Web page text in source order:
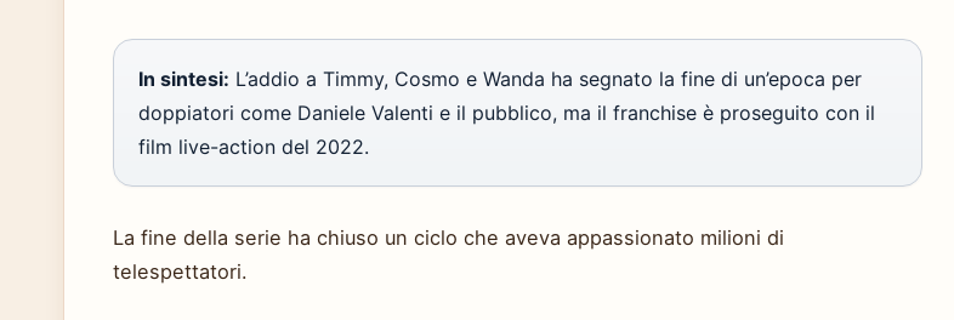
In sintesi: L’addio a Timmy, Cosmo e Wanda ha segnato la fine di un’epoca per
doppiatori come Daniele Valenti e il pubblico, ma il franchise è proseguito con il
film live-action del 2022.
La fine della serie ha chiuso un ciclo che aveva appassionato milioni di
telespettatori.